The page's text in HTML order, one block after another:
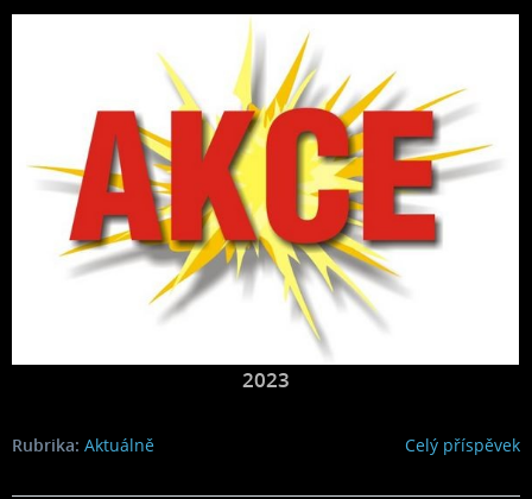
2023
Celý příspěvek
Rubrika: Aktuálně